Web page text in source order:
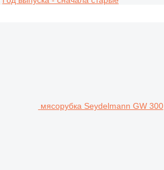
мясорубка Seydelmann GW 300